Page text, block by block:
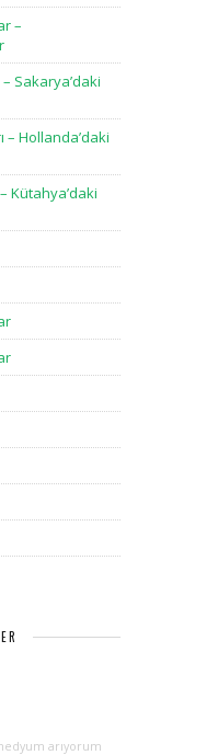
–
Sakarya’daki
– Hollanda’daki
Kütahya’daki
arıyorum